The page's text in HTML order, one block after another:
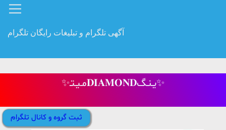
آگهی تلگرام و تبلیغات رایگان تلگرام
✨مـیـتـ𝐃𝐈𝐀𝐌𝐎𝐍𝐃یـنـگ✨
ثبت گروه و کانال تلگرام